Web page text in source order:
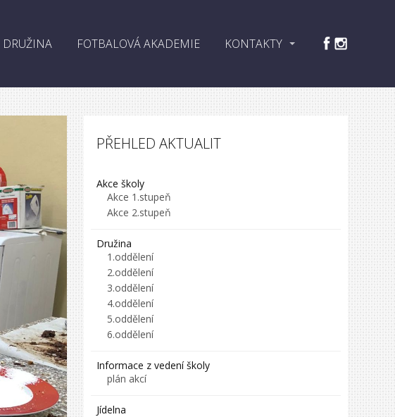
DRUŽINA FOTBALOVÁ AKADEMIE KONTAKTY
PŘEHLED AKTUALIT
Akce školy
Akce 1.stupeň
Akce 2.stupeň
Družina
1.oddělení
2.oddělení
3.oddělení
4.oddělení
5.oddělení
6.oddělení
Informace z vedení školy
plán akcí
Jídelna